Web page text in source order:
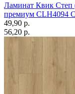
Ламинат Квик Степ
премиум CLН4094
49,90 p.
56,20 p.